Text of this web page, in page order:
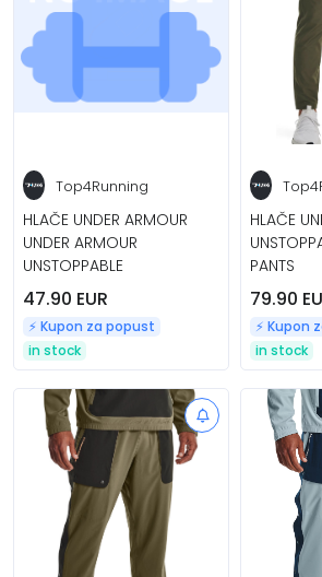
Top4Running
HLAČE UNDER ARMOUR
UNDER ARMOUR
UNSTOPPABLE
47.90 EUR
⚡️ Kupon za popust
in stock
HLAČE
PANTS
79.90
⚡️ Kupon
in stock